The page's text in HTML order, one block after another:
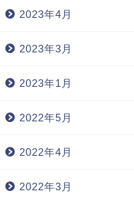
2023年4月
2023年3月
2023年1月
2022年5月
2022年4月
2022年3月